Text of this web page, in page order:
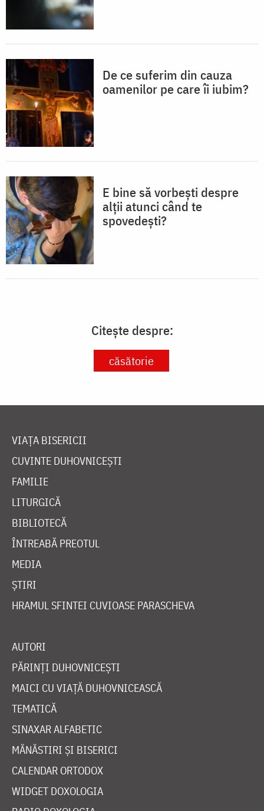
De ce suferim din cauza
oamenilor pe care îi iubim?
E bine să vorbești despre
alții atunci când te
spovedești?
Citește despre:
căsătorie
VIAȚA BISERICII
CUVINTE DUHOVNICEȘTI
FAMILIE
LITURGICĂ
BIBLIOTECĂ
ÎNTREABĂ PREOTUL
MEDIA
ȘTIRI
HRAMUL SFINTEI CUVIOASE PARASCHEVA
AUTORI
PĂRINȚI DUHOVNICEȘTI
MAICI CU VIAȚĂ DUHOVNICEASCĂ
TEMATICĂ
SINAXAR ALFABETIC
MĂNĂSTIRI ȘI BISERICI
CALENDAR ORTODOX
WIDGET DOXOLOGIA